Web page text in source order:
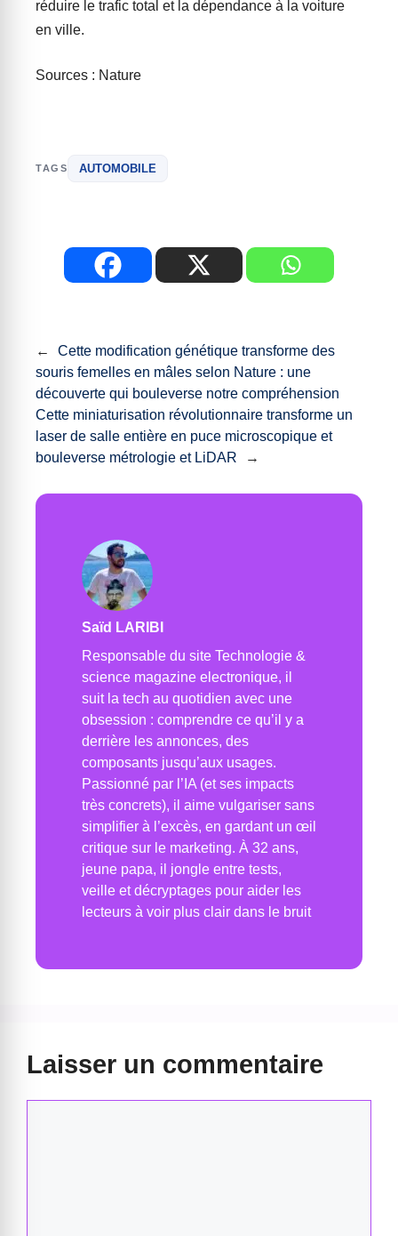
réduire le trafic total et la dépendance à la voiture
en ville.
Sources : Nature
TAGS AUTOMOBILE
←
Cette modification génétique transforme des
souris femelles en mâles selon Nature : une
découverte qui bouleverse notre compréhension
Cette miniaturisation révolutionnaire transforme un
laser de salle entière en puce microscopique et
bouleverse métrologie et LiDAR
→
Saïd LARIBI
Responsable du site Technologie &
science magazine electronique, il
suit la tech au quotidien avec une
obsession : comprendre ce qu’il y a
derrière les annonces, des
composants jusqu’aux usages.
Passionné par l’IA (et ses impacts
très concrets), il aime vulgariser sans
simplifier à l’excès, en gardant un œil
critique sur le marketing. À 32 ans,
jeune papa, il jongle entre tests,
veille et décryptages pour aider les
lecteurs à voir plus clair dans le bruit
Laisser un commentaire